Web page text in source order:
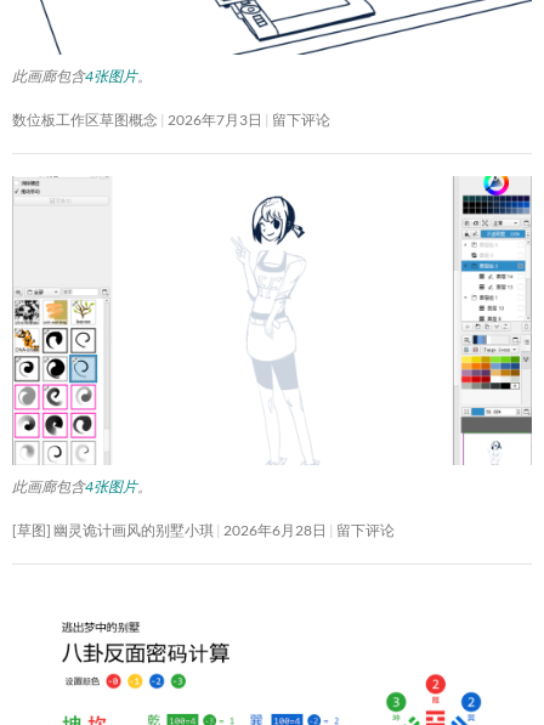
此画廊包含4张图片。
数位板工作区草图概念 2026年7月3日 留下评论
此画廊包含4张图片。
[草图] 幽灵诡计画风的别墅小琪 2026年6月28日 留下评论